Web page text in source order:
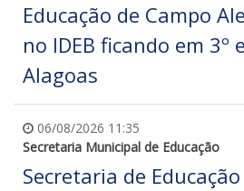
Educação de Campo
no IDEB ficando em 3º
Alagoas
06/08/2026 11:35
Secretaria Municipal de Educação
Secretaria de